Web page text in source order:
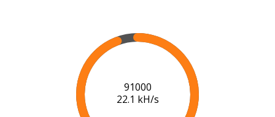
91000
22.1 kH/s